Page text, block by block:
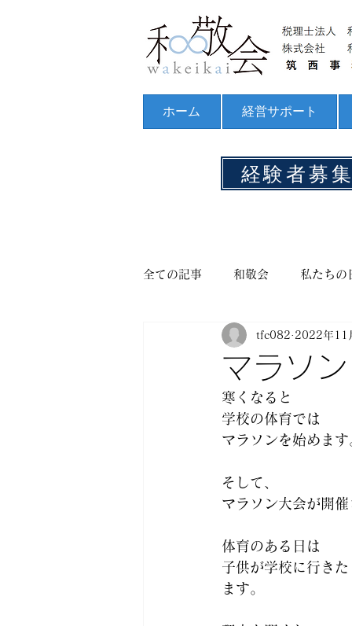
ホーム 経営サポート
経験者募
全ての記事 和敬会 私たちの
マラソン
tfc082 2022年11
寒くなると
学校の体育では
マラソンを始めます
そして、
マラソン大会が開
体育のある日は
子供が学校に行き
ます。